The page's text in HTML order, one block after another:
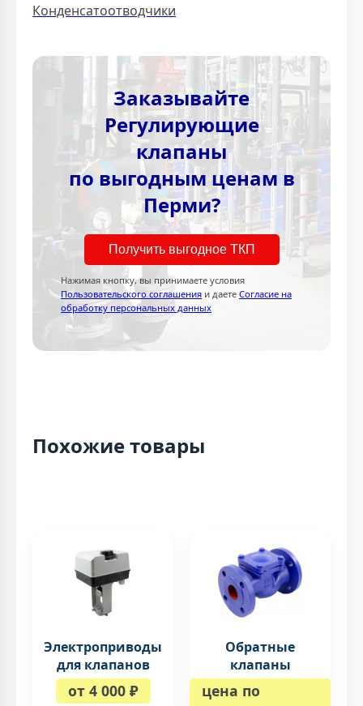
Конденсатоотводчики
Заказывайте
Регулирующие
клапаны
по выгодным ценам в
Перми?
Получить выгодное ТКП
Нажимая кнопку, вы принимаете условия
Пользовательского соглашения и даете Согласие на
обработку персональных данных
Похожие товары
Электроприводы
для клапанов
от 4 000 ₽
Обратные
клапаны
цена по